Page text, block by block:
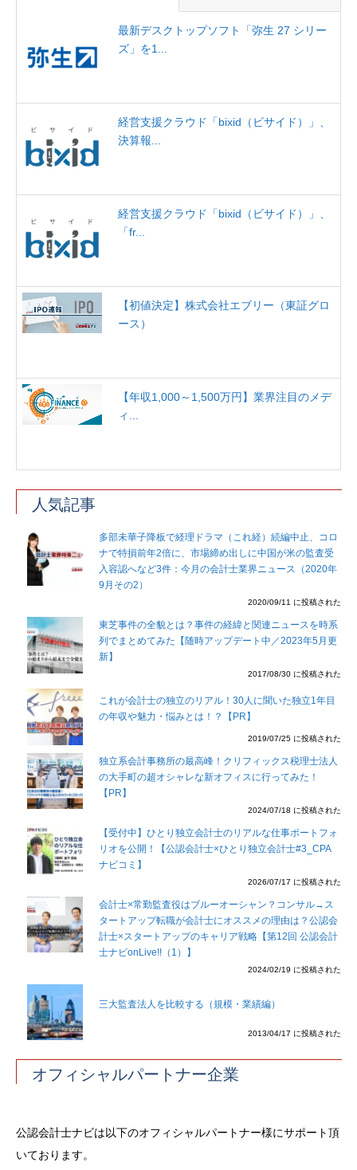
最新デスクトップソフト「弥生 27 シリー
ズ」を1...
経営支援クラウド「bixid（ビサイド）」、
決算報...
経営支援クラウド「bixid（ビサイド）」、
「fr...
【初値決定】株式会社エブリー（東証グロ
ース）
【年収1,000～1,500万円】業界注目のメデ
ィ...
人気記事
多部未華子降板で経理ドラマ（これ経）続編中止、コロ
ナで特損前年2倍に、市場締め出しに中国が米の監査受
入容認へなど3件：今月の会計士業界ニュース（2020年
9月その2）
2020/09/11 に投稿された
東芝事件の全貌とは？事件の経緯と関連ニュースを時系
列でまとめてみた【随時アップデート中／2023年5月更
新】
2017/08/30 に投稿された
これが会計士の独立のリアル！30人に聞いた独立1年目
の年収や魅力・悩みとは！？【PR】
2019/07/25 に投稿された
独立系会計事務所の最高峰！クリフィックス税理士法人
の大手町の超オシャレな新オフィスに行ってみた！
【PR】
2024/07/18 に投稿された
【受付中】ひとり独立会計士のリアルな仕事ポートフォ
リオを公開！【公認会計士×ひとり独立会計士#3_CPA
ナビコミ】
2026/07/17 に投稿された
会計士×常勤監査役はブルーオーシャン？コンサル→ス
タートアップ転職が会計士にオススメの理由は？公認会
計士×スタートアップのキャリア戦略【第12回 公認会計
士ナビonLive!!（1）】
2024/02/19 に投稿された
三大監査法人を比較する（規模・業績編）
2013/04/17 に投稿された
オフィシャルパートナー企業
公認会計士ナビは以下のオフィシャルパートナー様にサポート頂
いております。